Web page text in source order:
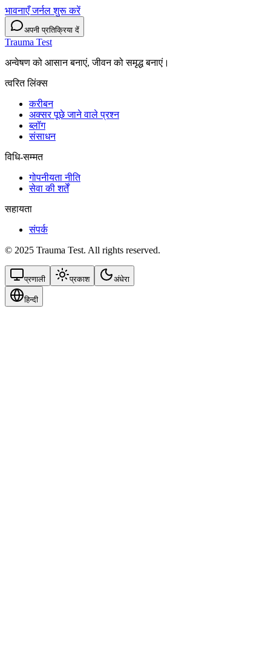
भावनाएँ जर्नल शुरू करें
अपनी प्रतिक्रिया दें
Trauma Test
अन्वेषण को आसान बनाएं, जीवन को समृद्ध बनाएं।
त्वरित लिंक्स
करीबन
अक्सर पूछे जाने वाले प्रश्न
ब्लॉग
संसाधन
विधि-सम्‍मत
गोपनीयता नीति
सेवा की शर्तें
सहायता
संपर्क
© 2025 Trauma Test. All rights reserved.
प्रणाली प्रकाश अंधेरा
हिन्दी